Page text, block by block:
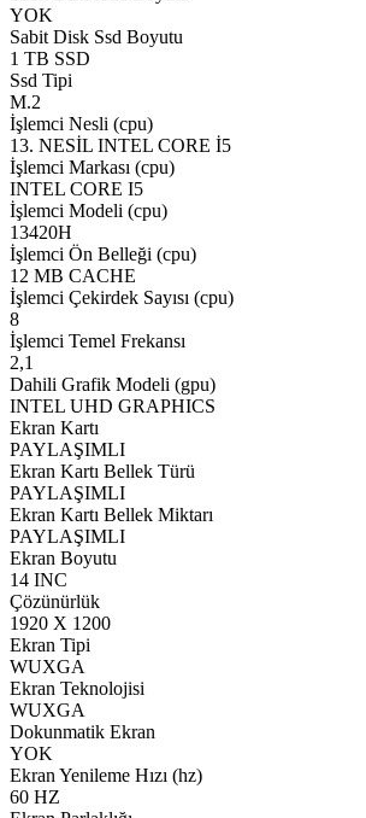
YOK
Sabit Disk Ssd Boyutu
1 TB SSD
Ssd Tipi
M.2
İşlemci Nesli (cpu)
13. NESİL INTEL CORE İ5
İşlemci Markası (cpu)
INTEL CORE I5
İşlemci Modeli (cpu)
13420H
İşlemci Ön Belleği (cpu)
12 MB CACHE
İşlemci Çekirdek Sayısı (cpu)
8
İşlemci Temel Frekansı
2,1
Dahili Grafik Modeli (gpu)
INTEL UHD GRAPHICS
Ekran Kartı
PAYLAŞIMLI
Ekran Kartı Bellek Türü
PAYLAŞIMLI
Ekran Kartı Bellek Miktarı
PAYLAŞIMLI
Ekran Boyutu
14 INC
Çözünürlük
1920 X 1200
Ekran Tipi
WUXGA
Ekran Teknolojisi
WUXGA
Dokunmatik Ekran
YOK
Ekran Yenileme Hızı (hz)
60 HZ